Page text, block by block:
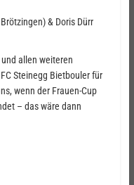
& Doris Dürr
allen weiteren
Steinegg Bietbouler für
wenn der Frauen-Cup
– das wäre dann